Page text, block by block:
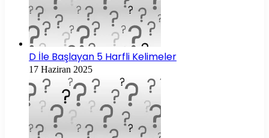
D İle Başlayan 5 Harfli Kelimeler
17 Haziran 2025